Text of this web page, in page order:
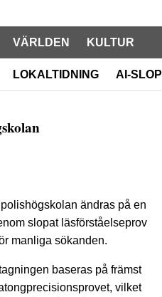
VÄRLDEN KULTUR
LOKALTIDNING AI-SLOP
ändras på en
slopat läsförståelseprov
manliga sökanden.
baseras på främst
vilket